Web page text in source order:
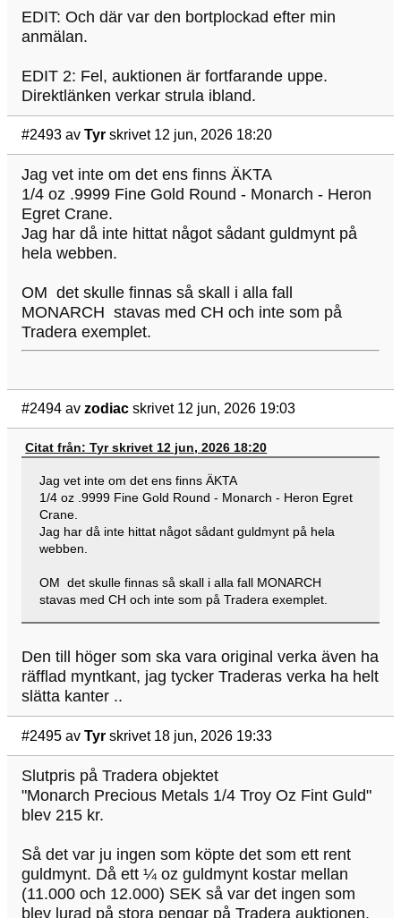
EDIT: Och där var den bortplockad efter min
anmälan.
EDIT 2: Fel, auktionen är fortfarande uppe.
Direktlänken verkar strula ibland.
#2493 av Tyr skrivet 12 jun, 2026 18:20
Jag vet inte om det ens finns ÄKTA
1/4 oz .9999 Fine Gold Round - Monarch - Heron
Egret Crane.
Jag har då inte hittat något sådant guldmynt på
hela webben.
OM det skulle finnas så skall i alla fall
MONARCH stavas med CH och inte som på
Tradera exemplet.
#2494 av zodiac skrivet 12 jun, 2026 19:03
Citat från: Tyr skrivet 12 jun, 2026 18:20
Jag vet inte om det ens finns ÄKTA
1/4 oz .9999 Fine Gold Round - Monarch - Heron Egret
Crane.
Jag har då inte hittat något sådant guldmynt på hela
webben.
OM det skulle finnas så skall i alla fall MONARCH
stavas med CH och inte som på Tradera exemplet.
Den till höger som ska vara original verka även ha
räfflad myntkant, jag tycker Traderas verka ha helt
slätta kanter ..
#2495 av Tyr skrivet 18 jun, 2026 19:33
Slutpris på Tradera objektet
"Monarch Precious Metals 1/4 Troy Oz Fint Guld"
blev 215 kr.
Så det var ju ingen som köpte det som ett rent
guldmynt. Då ett ¼ oz guldmynt kostar mellan
(11.000 och 12.000) SEK så var det ingen som
blev lurad på stora pengar på Tradera auktionen.